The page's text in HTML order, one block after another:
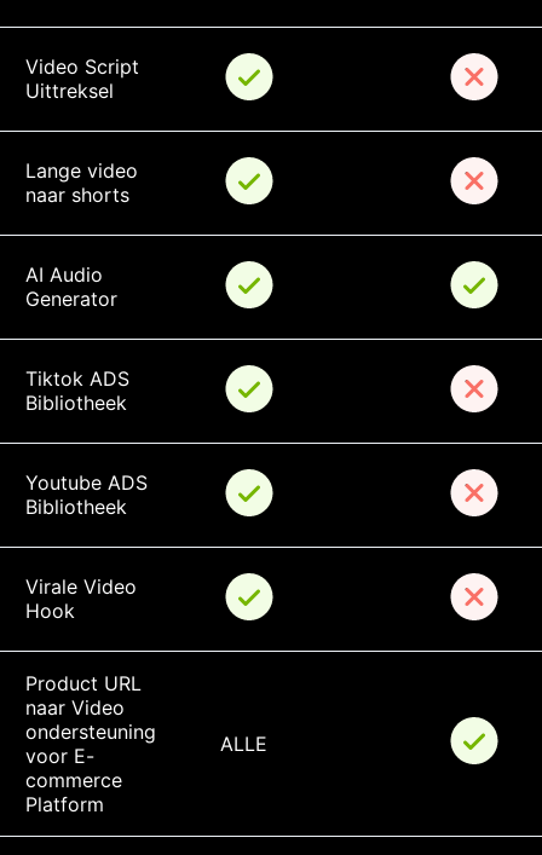
Video Script
Uittreksel
Lange video
naar shorts
AI Audio
Generator
Tiktok ADS
Bibliotheek
Youtube ADS
Bibliotheek
Virale Video
Hook
Product URL
naar Video
ondersteuning
voor E-
commerce
Platform
ALLE